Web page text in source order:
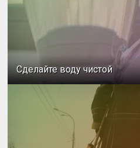
Сделайте воду чистой